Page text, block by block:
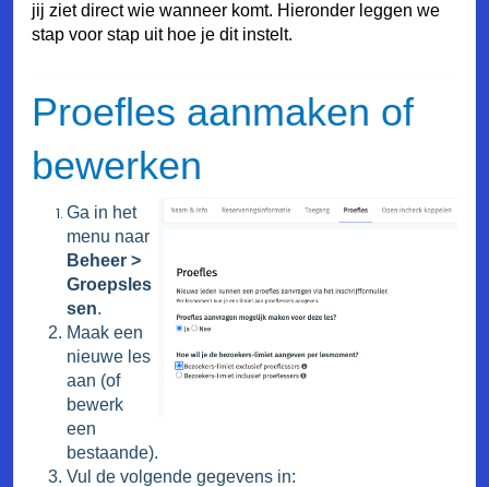
jij ziet direct wie wanneer komt. Hieronder leggen we
stap voor stap uit hoe je dit instelt.
Proefles aanmaken of
bewerken
Ga in het
menu naar
Beheer >
Groepsles
sen.
Maak een
nieuwe les
aan (of
bewerk
een
bestaande).
Vul de volgende gegevens in: